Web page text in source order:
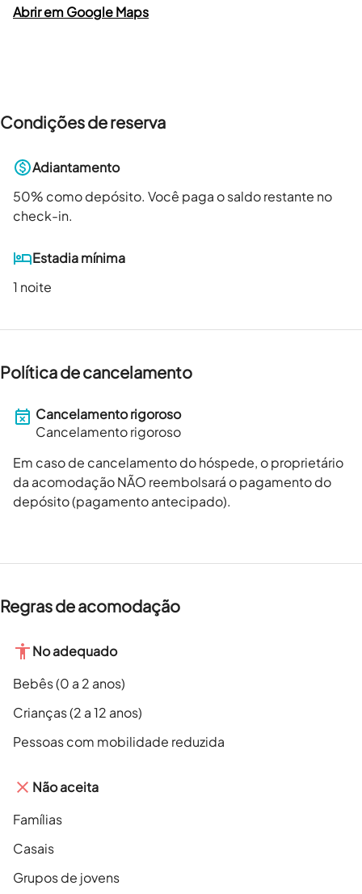
Abrir em Google Maps
Condições de reserva
Adiantamento
50% como depósito. Você paga o saldo restante no
check-in.
Estadia mínima
1 noite
Política de cancelamento
Cancelamento rigoroso
Cancelamento rigoroso
Em caso de cancelamento do hóspede, o proprietário
da acomodação NÃO reembolsará o pagamento do
depósito (pagamento antecipado).
Regras de acomodação
No adequado
Bebês (0 a 2 anos)
Crianças (2 a 12 anos)
Pessoas com mobilidade reduzida
Não aceita
Famílias
Casais
Grupos de jovens